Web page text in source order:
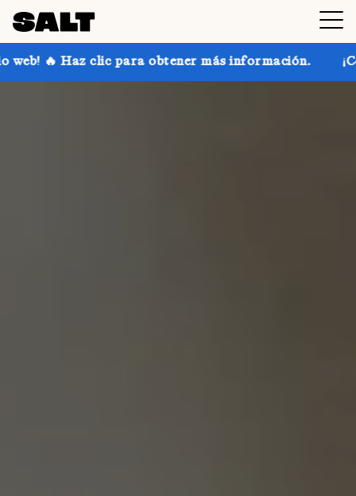
obtener más información. ¡Consigue hasta un